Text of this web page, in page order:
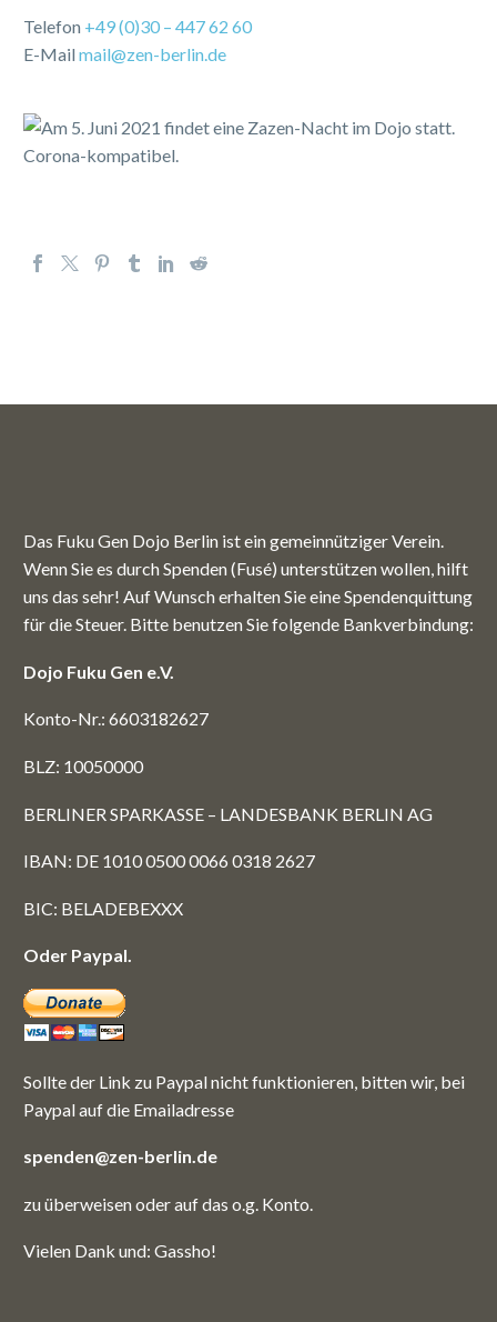
Telefon +49 (0)30 – 447 62 60
E-Mail mail@zen-berlin.de
Das Fuku Gen Dojo Berlin ist ein gemeinnütziger Verein.
Wenn Sie es durch Spenden (Fusé) unterstützen wollen, hilft
uns das sehr! Auf Wunsch erhalten Sie eine Spendenquittung
für die Steuer. Bitte benutzen Sie folgende Bankverbindung:
Dojo Fuku Gen e.V.
Konto-Nr.: 6603182627
BLZ: 10050000
BERLINER SPARKASSE – LANDESBANK BERLIN AG
IBAN: DE 1010 0500 0066 0318 2627
BIC: BELADEBEXXX
Oder Paypal.
Sollte der Link zu Paypal nicht funktionieren, bitten wir, bei
Paypal auf die Emailadresse
spenden@zen-berlin.de
zu überweisen oder auf das o.g. Konto.
Vielen Dank und: Gassho!